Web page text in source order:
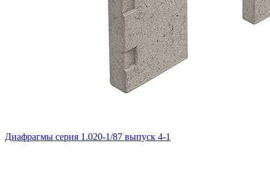
Диафрагмы серия 1.020-1/87 выпуск 4-1